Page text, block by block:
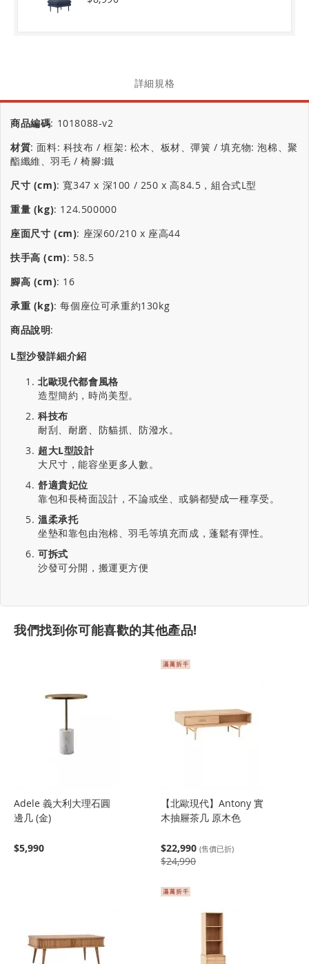
詳細規格
商品編碼: 1018088-v2
材質:面料: 科技布 / 框架: 松木、板材、彈簧 / 填充物: 泡棉、聚
酯纖維、羽毛 / 椅腳:鐵
尺寸 (cm):寬347 x 深100 / 250 x 高84.5，組合式L型
重量 (kg): 124.500000
座面尺寸 (cm): 座深60/210 x 座高44
扶手高 (cm): 58.5
腳高 (cm): 16
承重 (kg):每個座位可承重約130kg
商品說明:
L型沙發詳細介紹
北歐現代都會風格
造型簡約，時尚美型。
科技布
耐刮、耐磨、防貓抓、防潑水。
超大L型設計
大尺寸，能容坐更多人數。
舒適貴妃位
靠包和長椅面設計，不論或坐、或躺都變成一種享受。
溫柔承托
坐墊和靠包由泡棉、羽毛等填充而成，蓬鬆有彈性。
可拆式
沙發可分開，搬運更方便
我們找到你可能喜歡的其他產品!
Adele 義大利大理石圓
邊几 (金)
$5,990
【北歐現代】Antony 實
木抽屜茶几 原木色
$22,990 (售價已折)
$24,990